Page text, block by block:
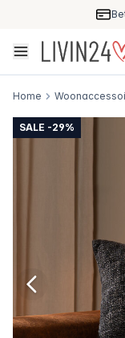
Home
SALE -29%